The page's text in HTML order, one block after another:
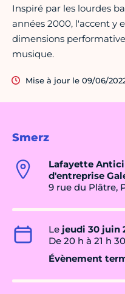
Smerz
Lafayette
d'entreprise
9 rue du Plâtre,
Le jeudi 30 juin
De 20 h à 21 h 30
Évènement
Inspiré par les lourdes
années 2000, l'accent y
dimensions
musique.
Mise à jour le 09/06/